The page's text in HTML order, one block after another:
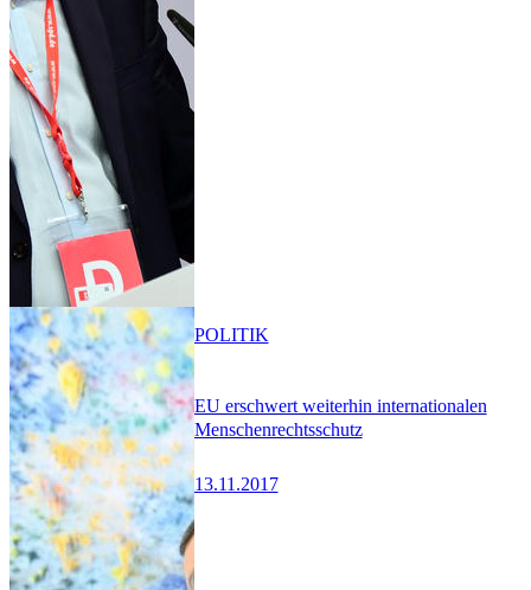
EU erschwert weiterhin internationalen
Menschenrechtsschutz
13.11.2017
POLITIK